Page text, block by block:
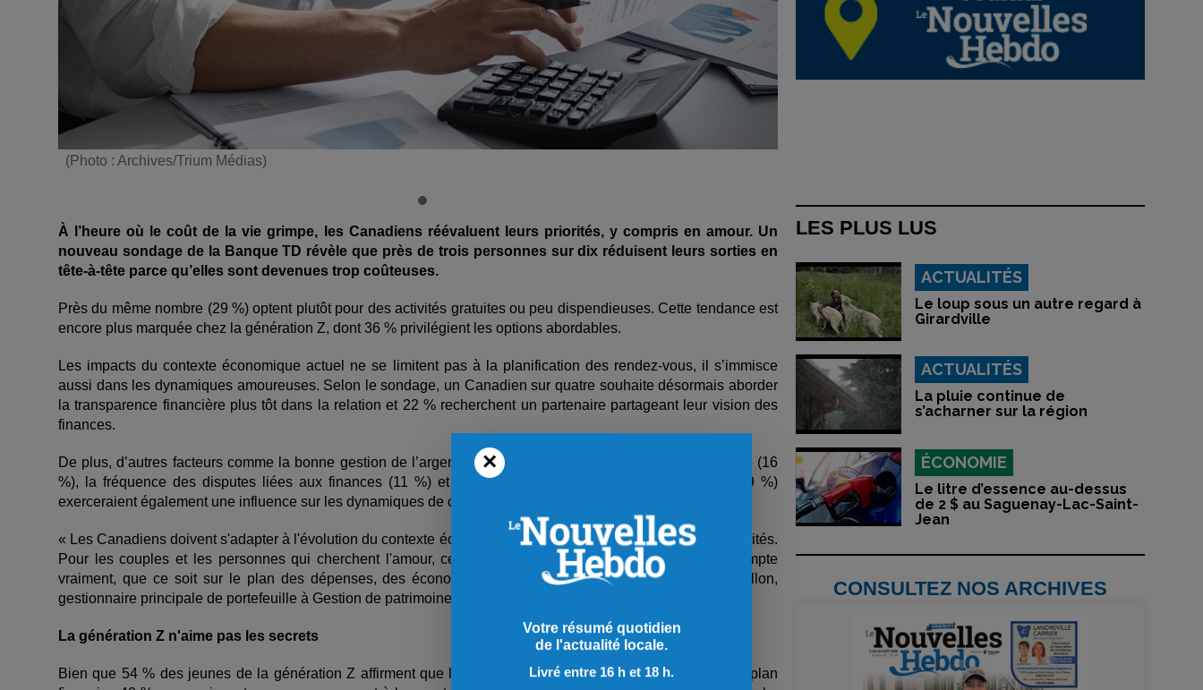
(Photo : Archives/Trium Médias)
À l’heure où le coût de la vie grimpe, les Canadiens réévaluent leurs priorités, y compris en amour. Un
nouveau sondage de la Banque TD révèle que près de trois personnes sur dix réduisent leurs sorties en
tête‑à‑tête parce qu’elles sont devenues trop coûteuses.
Près du même nombre (29 %) optent plutôt pour des activités gratuites ou peu dispendieuses. Cette tendance est
encore plus marquée chez la génération Z, dont 36 % privilégient les options abordables.
Les impacts du contexte économique actuel ne se limitent pas à la planification des rendez‑vous, il s’immisce
aussi dans les dynamiques amoureuses. Selon le sondage, un Canadien sur quatre souhaite désormais aborder
la transparence financière plus tôt dans la relation et 22 % recherchent un partenaire partageant leur vision des
finances.
De plus, d’autres facteurs comme la bonne gestion de l’argent d’un partenaire (18 %), sa stabilité financière (16
%), la fréquence des disputes liées aux finances (11 %) et même le désir ou non d’avoir des enfants (9 %)
exerceraient également une influence sur les dynamiques de couple.
« Les Canadiens doivent s'adapter à l'évolution du contexte économique, ce qui les amène à revoir leurs priorités.
Pour les couples et les personnes qui cherchent l'amour, cela implique de se questionner sur ce qui compte
vraiment, que ce soit sur le plan des dépenses, des économies ou des rencontres. », explique Jeet Dhillon,
gestionnaire principale de portefeuille à Gestion de patrimoine TD.
La génération Z n'aime pas les secrets
Bien que 54 % des jeunes de la génération Z affirment que le mensonge est le pire « tue‑ l’amour
sur le plan
LES PLUS LUS
ACTUALITÉS
Le loup sous un autre regard à
Girardville
ACTUALITÉS
La pluie continue de
s’acharner sur la région
ÉCONOMIE
Le litre d’essence au-dessus
de 2 $ au Saguenay-Lac-Saint-
Jean
CONSULTEZ NOS ARCHIVES
×
Votre résumé quotidien
de l'actualité locale.
Livré entre 16 h et 18 h.